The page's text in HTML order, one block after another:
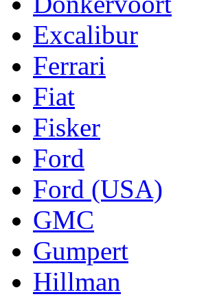
Excalibur
Ferrari
Fiat
Fisker
Ford
Ford (USA)
GMC
Gumpert
Hillman